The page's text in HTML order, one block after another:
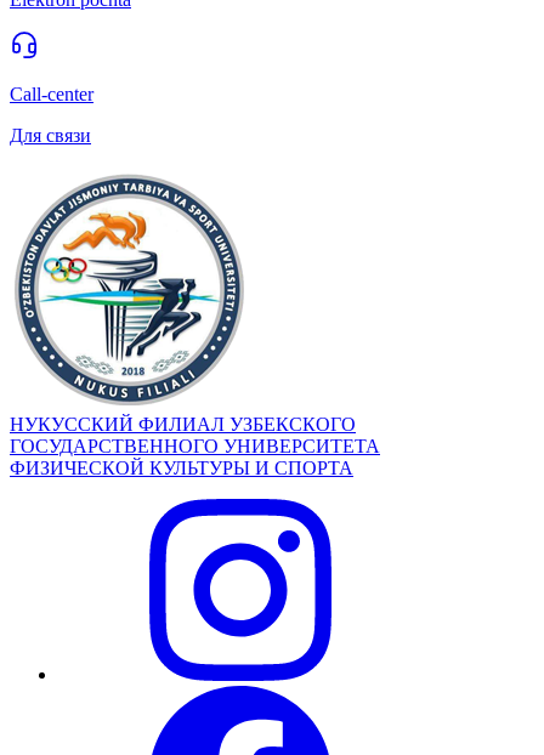
Call-center
Для связи
НУКУССКИЙ ФИЛИАЛ УЗБЕКСКОГО
ГОСУДАРСТВЕННОГО УНИВЕРСИТЕТА
ФИЗИЧЕСКОЙ КУЛЬТУРЫ И СПОРТА